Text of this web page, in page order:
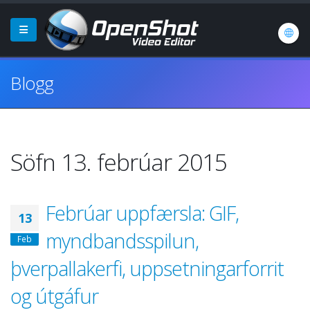
Blogg
Söfn 13. febrúar 2015
13
Feb
Febrúar uppfærsla: GIF,
myndbandsspilun,
þverpallakerfi, uppsetningarforrit
og útgáfur